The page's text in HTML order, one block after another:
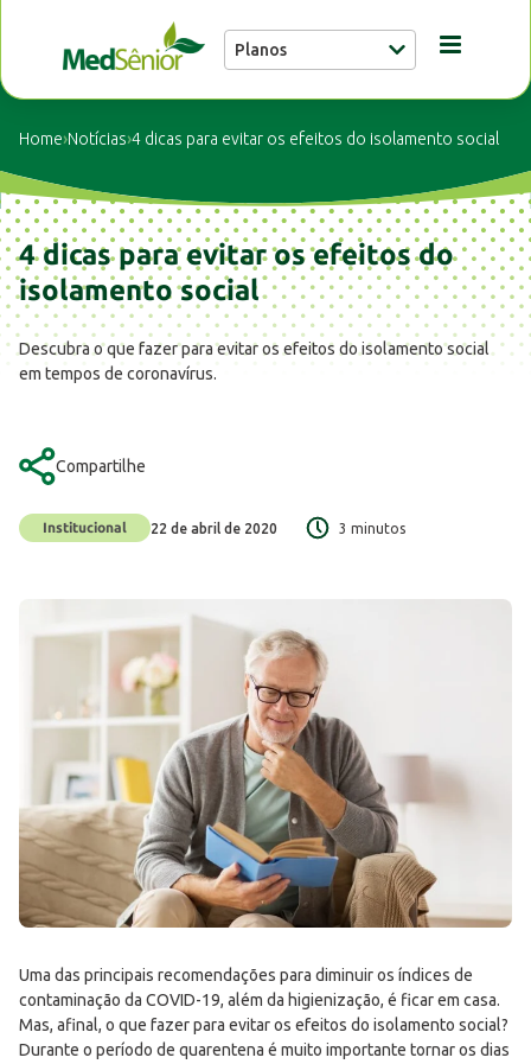
Planos
Unidades
Buscar
Home›Notícias›4 dicas para evitar os efeitos do isolamento social
4 dicas para evitar os efeitos do
isolamento social
Descubra o que fazer para evitar os efeitos do isolamento social
em tempos de coronavírus.
Compartilhe
22 de abril de 2020 3 minutos
Institucional
Uma das principais recomendações para diminuir os índices de
contaminação da COVID-19, além da higienização, é ficar em casa.
Mas, afinal, o que fazer para evitar os efeitos do isolamento social?
Durante o período de quarentena é muito importante tornar os dias